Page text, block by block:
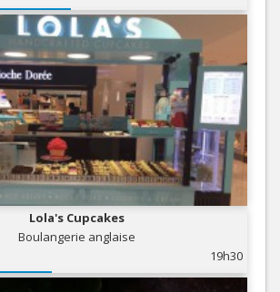
Lola's Cupcakes
Boulangerie anglaise
19h30